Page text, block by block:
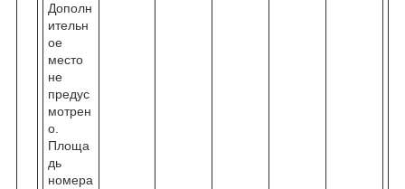
Дополн
ительн
ое
место
не
предус
мотрен
о.
Площа
дь
номера